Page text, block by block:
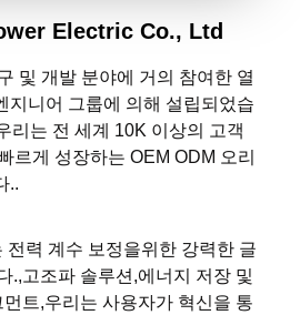
Electric Co., Ltd
및 개발 분야에 거의 참여한 열
지니어 그룹에 의해 설립되었습
리는 전 세계 10K 이상의 고객
르게 성장하는 OEM ODM 오리
..
전력 계수 보정을위한 강력한 글
.,고조파 솔루션,에너지 저장 및
트,우리는 사용자가 혁신을 통